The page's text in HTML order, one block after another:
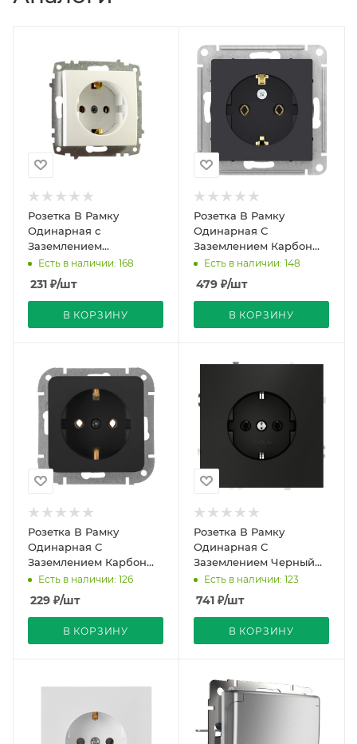
Розетка В Рамку
Одинарная с
Заземлением
Белоснежный IP20 16А
Есть в наличии: 168
231 ₽/шт
В КОРЗИНУ
Розетка В Рамку
Одинарная С
Заземлением Карбон
IP20 16А 250В
ATLASDESIGN Schneider
Electric
Есть в наличии: 148
479 ₽/шт
В КОРЗИНУ
Розетка В Рамку
Одинарная С
Заземлением Карбон
IP20 16А 250В ASTRUM
Bylectrica (48)
Есть в наличии: 126
229 ₽/шт
В КОРЗИНУ
Розетка В Рамку
Одинарная С
Заземлением Черный
Матовый IP20 16А 250В
VOLTUM
Есть в наличии: 123
741 ₽/шт
В КОРЗИНУ